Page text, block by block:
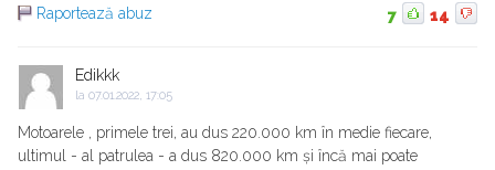
Raportează abuz
7 14
Edikkk
la 07.01.2022, 17:05
Motoarele , primele trei, au dus 220.000 km în medie fiecare,
ultimul - al patrulea - a dus 820.000 km și încă mai poate